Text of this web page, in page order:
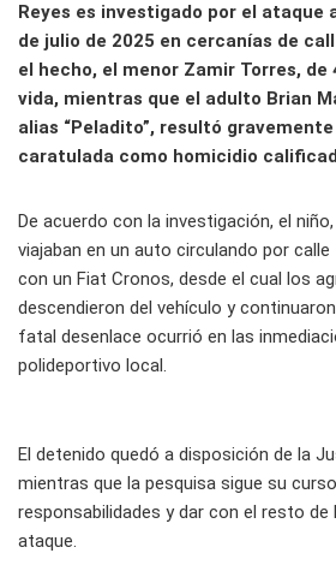
Reyes es investigado por el ataque
de julio de 2025 en cercanías de
el hecho, el menor Zamir Torres, de
vida, mientras que el adulto Brian
alias “Peladito”, resultó
caratulada como homicidio
De acuerdo con la investigación, el niño,
viajaban en un auto circulando por
con un Fiat Cronos, desde el cual los
descendieron del vehículo y
fatal desenlace ocurrió en las
polideportivo local.
El detenido quedó a disposición de la
mientras que la pesquisa sigue su
responsabilidades y dar con el resto de
ataque.